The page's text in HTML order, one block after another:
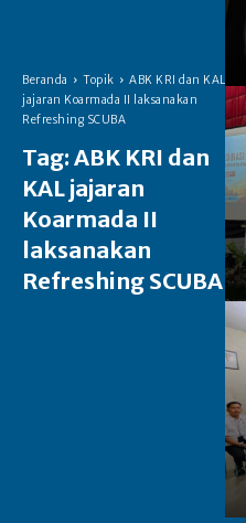
Beranda Topik
ABK KRI dan KAL
jajaran Koarmada II laksanakan
Refreshing SCUBA
Tag: ABK KRI dan
KAL jajaran
Koarmada II
laksanakan
Refreshing SCUBA